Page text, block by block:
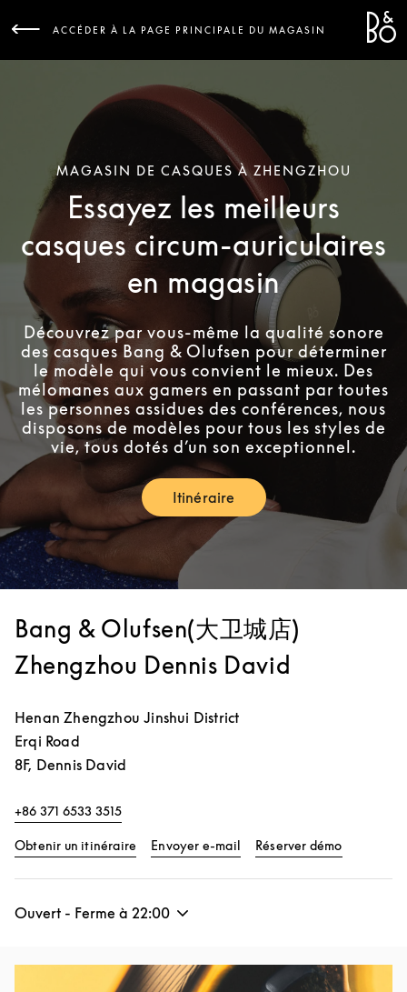
ACCÉDER À LA PAGE PRINCIPALE DU MAGASIN
MAGASIN DE CASQUES À ZHENGZHOU
Essayez les meilleurs
casques circum-auriculaires
en magasin
Découvrez par vous-même la qualité sonore
des casques Bang & Olufsen pour déterminer
le modèle qui vous convient le mieux. Des
mélomanes aux gamers en passant par toutes
les personnes assidues des conférences, nous
disposons de modèles pour tous les styles de
vie, tous dotés d’un son exceptionnel.
ItinéraireLink Opens in New Tab
Bang & Olufsen(大卫城店)
Zhengzhou Dennis David
Henan Zhengzhou Jinshui District
Erqi Road
8F, Dennis David
+86 371 6533 3515
Obtenir un itinéraire Link Opens in New Tab
Envoyer e-mail Réserver démo
Ouvert - Ferme à 22:00
Image de l’événement